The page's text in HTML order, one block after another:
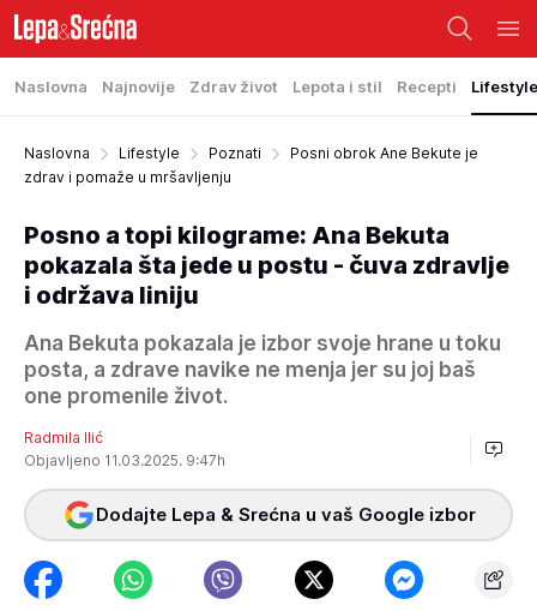
Naslovna Najnovije Zdrav život Lepota i stil Recepti Lifestyle
Naslovna Lifestyle Poznati
Posni obrok Ane Bekute je
zdrav i pomaže u mršavljenju
Posno a topi kilograme: Ana Bekuta
pokazala šta jede u postu - čuva zdravlje
i održava liniju
Ana Bekuta pokazala je izbor svoje hrane u toku
posta, a zdrave navike ne menja jer su joj baš
one promenile život.
Radmila Ilić
Objavljeno 11.03.2025. 9:47h
Dodajte Lepa & Srećna u vaš Google izbor